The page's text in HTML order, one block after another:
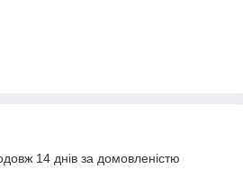
14 днів за домовленістю